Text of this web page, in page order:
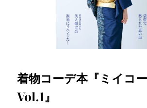
着物コーデ本『ミイコ
Vol.1』